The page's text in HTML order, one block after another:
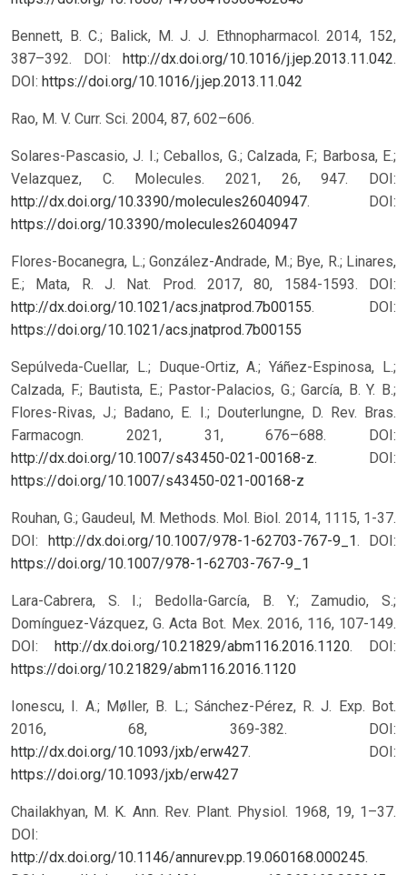
Bennett, B. C.; Balick, M. J. J. Ethnopharmacol. 2014, 152,
387–392. DOI: http://dx.doi.org/10.1016/j.jep.2013.11.042.
DOI: https://doi.org/10.1016/j.jep.2013.11.042
Rao, M. V. Curr. Sci. 2004, 87, 602–606.
Solares-Pascasio, J. I.; Ceballos, G.; Calzada, F.; Barbosa, E.;
Velazquez, C. Molecules. 2021, 26, 947. DOI:
http://dx.doi.org/10.3390/molecules26040947. DOI:
https://doi.org/10.3390/molecules26040947
Flores-Bocanegra, L.; González-Andrade, M.; Bye, R.; Linares,
E.; Mata, R. J. Nat. Prod. 2017, 80, 1584-1593. DOI:
http://dx.doi.org/10.1021/acs.jnatprod.7b00155. DOI:
https://doi.org/10.1021/acs.jnatprod.7b00155
Sepúlveda-Cuellar, L.; Duque-Ortiz, A.; Yáñez-Espinosa, L.;
Calzada, F.; Bautista, E.; Pastor-Palacios, G.; García, B. Y. B.;
Flores-Rivas, J.; Badano, E. I.; Douterlungne, D. Rev. Bras.
Farmacogn. 2021, 31, 676–688. DOI:
http://dx.doi.org/10.1007/s43450-021-00168-z. DOI:
https://doi.org/10.1007/s43450-021-00168-z
Rouhan, G.; Gaudeul, M. Methods. Mol. Biol. 2014, 1115, 1-37.
DOI: http://dx.doi.org/10.1007/978-1-62703-767-9_1. DOI:
https://doi.org/10.1007/978-1-62703-767-9_1
Lara-Cabrera, S. I.; Bedolla-García, B. Y.; Zamudio, S.;
Domínguez-Vázquez, G. Acta Bot. Mex. 2016, 116, 107-149.
DOI: http://dx.doi.org/10.21829/abm116.2016.1120. DOI:
https://doi.org/10.21829/abm116.2016.1120
Ionescu, I. A.; Møller, B. L.; Sánchez-Pérez, R. J. Exp. Bot.
2016, 68, 369-382. DOI:
http://dx.doi.org/10.1093/jxb/erw427. DOI:
https://doi.org/10.1093/jxb/erw427
Chailakhyan, M. K. Ann. Rev. Plant. Physiol. 1968, 19, 1–37.
DOI:
http://dx.doi.org/10.1146/annurev.pp.19.060168.000245.